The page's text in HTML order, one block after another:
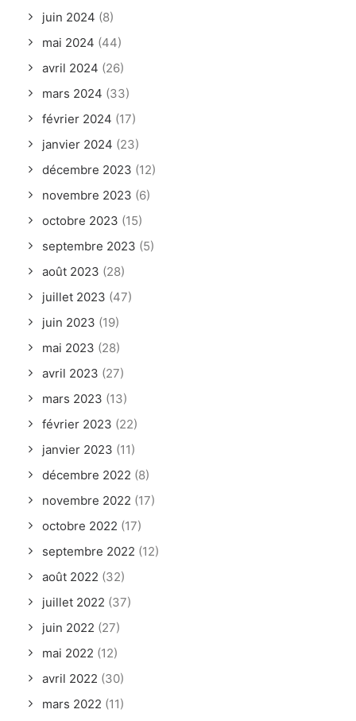
juin 2024 (8)
mai 2024 (44)
avril 2024 (26)
mars 2024 (33)
février 2024 (17)
janvier 2024 (23)
décembre 2023 (12)
novembre 2023 (6)
octobre 2023 (15)
septembre 2023 (5)
août 2023 (28)
juillet 2023 (47)
juin 2023 (19)
mai 2023 (28)
avril 2023 (27)
mars 2023 (13)
février 2023 (22)
janvier 2023 (11)
décembre 2022 (8)
novembre 2022 (17)
octobre 2022 (17)
septembre 2022 (12)
août 2022 (32)
juillet 2022 (37)
juin 2022 (27)
mai 2022 (12)
avril 2022 (30)
mars 2022 (11)